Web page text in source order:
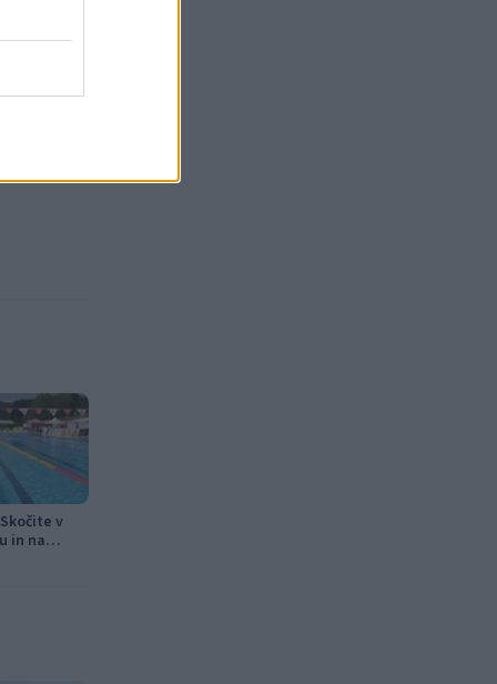
v
in na